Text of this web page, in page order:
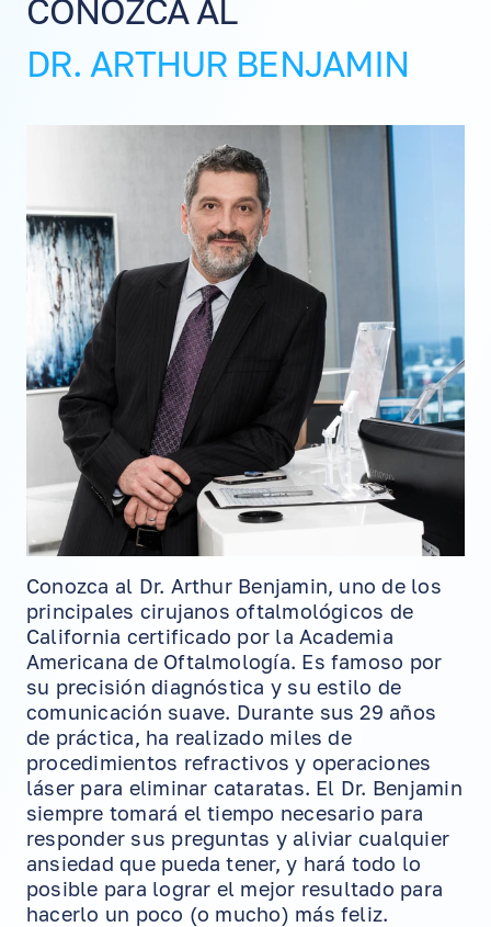
CONOZCA AL
DR. ARTHUR BENJAMIN
Conozca al Dr. Arthur Benjamin, uno de los
principales cirujanos oftalmológicos de
California certificado por la Academia
Americana de Oftalmología. Es famoso por
su precisión diagnóstica y su estilo de
comunicación suave. Durante sus 29 años
de práctica, ha realizado miles de
procedimientos refractivos y operaciones
láser para eliminar cataratas. El Dr. Benjamin
siempre tomará el tiempo necesario para
responder sus preguntas y aliviar cualquier
ansiedad que pueda tener, y hará todo lo
posible para lograr el mejor resultado para
hacerlo un poco (o mucho) más feliz.